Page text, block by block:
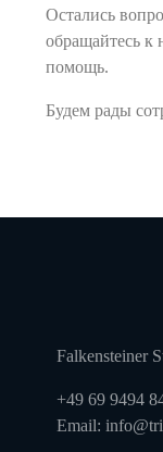
Остались
обращайтесь
помощь.
Будем рады
Falkensteiner
+49 69 9494
Email: